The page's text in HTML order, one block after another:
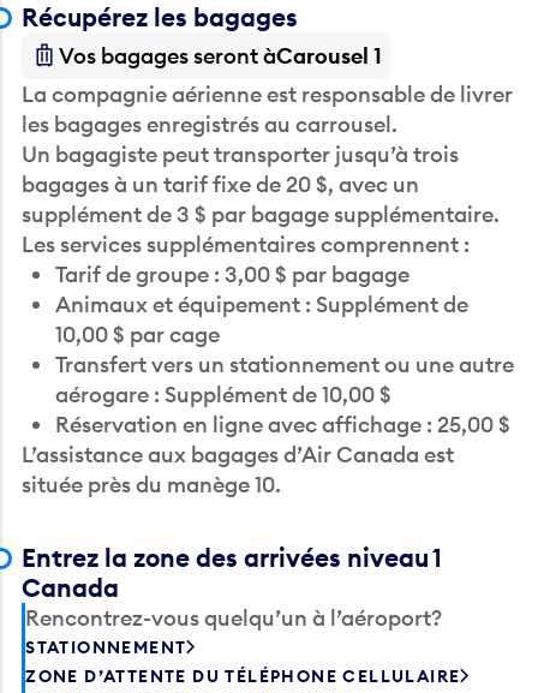
Récupérez les bagages
Vos bagages seront àCarousel 1
La compagnie aérienne est responsable de livrer
les bagages enregistrés au carrousel.
Un bagagiste peut transporter jusqu’à trois
bagages à un tarif fixe de 20 $, avec un
supplément de 3 $ par bagage supplémentaire.
Les services supplémentaires comprennent :
Tarif de groupe : 3,00 $ par bagage
Animaux et équipement : Supplément de
10,00 $ par cage
Transfert vers un stationnement ou une autre
aérogare : Supplément de 10,00 $
Réservation en ligne avec affichage : 25,00 $
L’assistance aux bagages d’Air Canada est
située près du manège 10.
Entrez la zone des arrivées niveau 1
Canada
Rencontrez-vous quelqu’un à l’aéroport?
STATIONNEMENT
ZONE D’ATTENTE DU TÉLÉPHONE CELLULAIRE